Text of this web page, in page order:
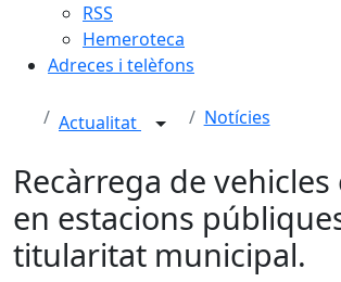
RSS
Hemeroteca
Adreces i telèfons
Actualitat Notícies
Recàrrega de
en estacions
titularitat municipal.